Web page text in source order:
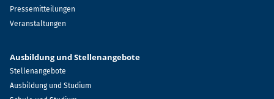
Pressemitteilungen
Veranstaltungen
Ausbildung und Stellenangebote
Stellenangebote
Ausbildung und Studium